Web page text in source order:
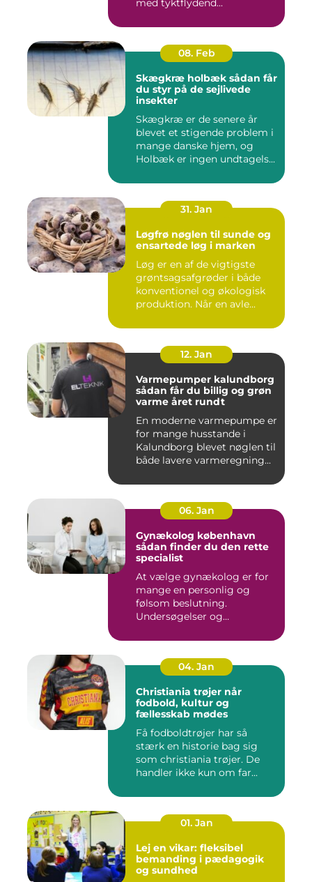
med tyktflydend...
08. Feb
Skægkræ holbæk sådan får
du styr på de sejlivede
insekter
Skægkræ er de senere år
blevet et stigende problem i
mange danske hjem, og
Holbæk er ingen undtagels...
31. Jan
Løgfrø nøglen til sunde og
ensartede løg i marken
Løg er en af de vigtigste
grøntsagsafgrøder i både
konventionel og økologisk
produktion. Når en avle...
12. Jan
Varmepumper kalundborg
sådan får du billig og grøn
varme året rundt
En moderne varmepumpe er
for mange husstande i
Kalundborg blevet nøglen til
både lavere varmeregning...
06. Jan
Gynækolog københavn
sådan finder du den rette
specialist
At vælge gynækolog er for
mange en personlig og
følsom beslutning.
Undersøgelser og
04. Jan
Christiania trøjer når
fodbold, kultur og
fællesskab mødes
Få fodboldtrøjer har så
stærk en historie bag sig
som christiania trøjer. De
handler ikke kun om far...
01. Jan
Lej en vikar: fleksibel
bemanding i pædagogik
og sundhed